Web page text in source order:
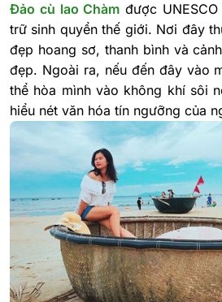
Đảo cù lao Chàm được
trữ sinh quyển thế giới. Nơi đây
đẹp hoang sơ, thanh bình và
đẹp. Ngoài ra, nếu đến đây vào
thể hòa mình vào không khí sôi
hiểu nét văn hóa tín ngưỡng của